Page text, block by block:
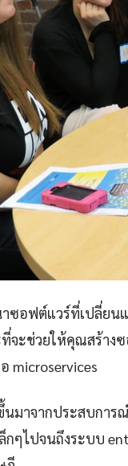
ซอฟต์แวร์ที่เปลี่ยนแ
จะช่วยให้คุณสร้าง
microservices
มาจากประสบการ
กๆไปจนถึงระบบ